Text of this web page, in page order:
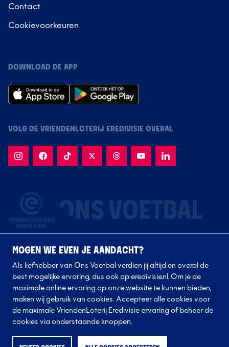
Contact
Cookievoorkeuren
DOWNLOAD DE APP
VOLG DE VRIENDENLOTERIJ EREDIVISIE OVERAL
Volg onze clubs
MOGEN WE EVEN JE AANDACHT?
Als liefhebber van Ons Voetbal verdien jij altijd en overal de
best mogelijke ervaring, dus ook op eredivisie.nl. Om je de
maximale online ervaring op onze website te kunnen bieden,
maken wij gebruik van cookies. Accepteer alle cookies voor
de maximale VriendenLoterij Eredivisie ervaring of beheer de
cookies via onderstaande knoppen.